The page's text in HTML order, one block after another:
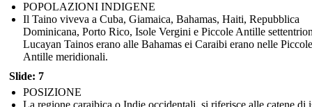
POPOLAZIONI INDIGENE
Il Taino viveva a Cuba, Giamaica, Bahamas, Haiti, Repubblica
Dominicana, Porto Rico, Isole Vergini e Piccole Antille
Lucayan Tainos erano alle Bahamas ei Caraibi erano nelle Piccole
Antille meridionali.
Slide: 7
POSIZIONE